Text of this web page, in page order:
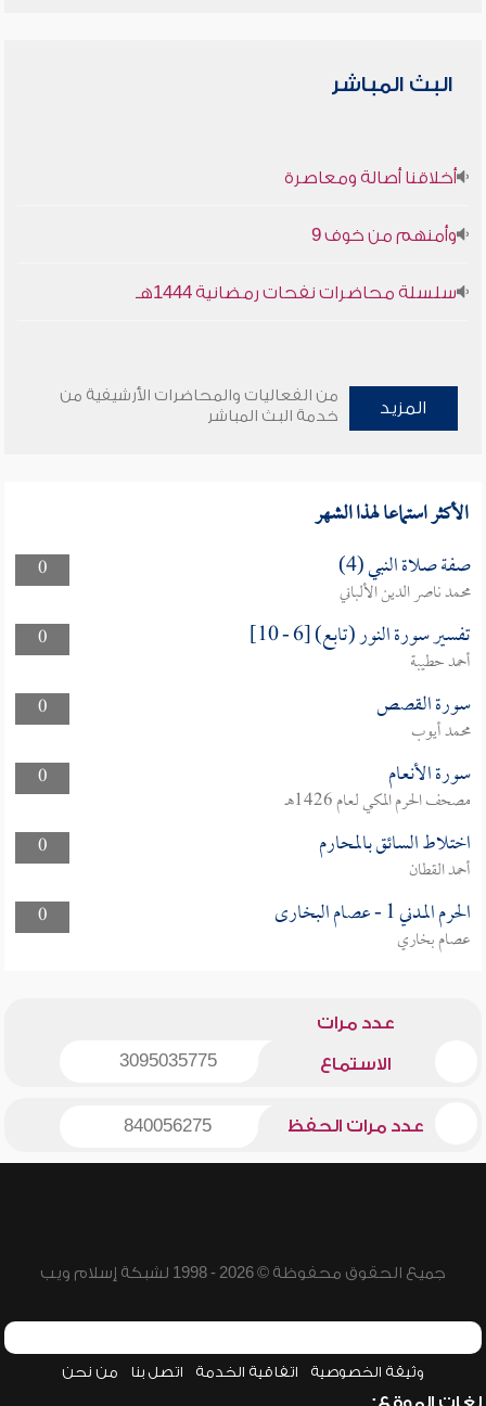
البث المباشر
أخلاقنا أصالة ومعاصرة
وأمنهم من خوف 9
سلسلة محاضرات نفحات رمضانية 1444هـ
المزيد
من الفعاليات والمحاضرات الأرشيفية من
خدمة البث المباشر
الأكثر استماعا لهذا الشهر
0 صفة صلاة النبي (4)
محمد ناصر الدين الألباني
0
تفسير سورة النور (تابع) [6 - 10]
أحمد حطيبة
0
سورة القصص
محمد أيوب
0
سورة الأنعام
مصحف الحرم المكي لعام 1426هـ
0
اختلاط السائق بالمحارم
أحمد القطان
0
الحرم المدني 1 - عصام البخارى
عصام بخاري
عدد مرات
الاستماع 3095035775
عدد مرات الحفظ 840056275
جميع الحقوق محفوظة © 2026 - 1998 لشبكة إسلام ويب
وثيقة الخصوصية اتفاقية الخدمة اتصل بنا من نحن